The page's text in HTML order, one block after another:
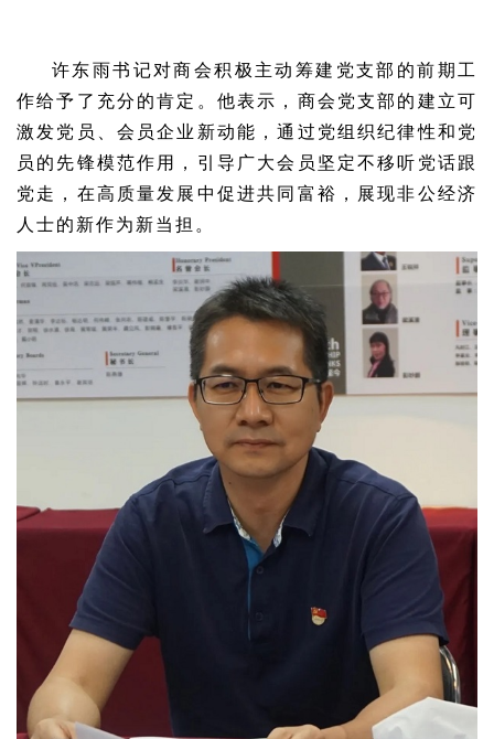
许东雨书记对商会积极主动筹建党支部的前期工
作给予了充分的肯定。他表示，商会党支部的建立可
激发党员、会员企业新动能，通过党组织纪律性和党
员的先锋模范作用，引导广大会员坚定不移听党话跟
党走，在高质量发展中促进共同富裕，展现非公经济
人士的新作为新当担。